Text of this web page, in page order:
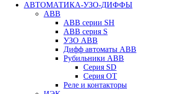
АВТОМАТИКА-УЗО-ДИФФЫ
ABB
ABB серии SH
ABB серия S
УЗО ABB
Дифф автоматы ABB
Рубильники ABB
Серия SD
Серия ОТ
Реле и контакторы